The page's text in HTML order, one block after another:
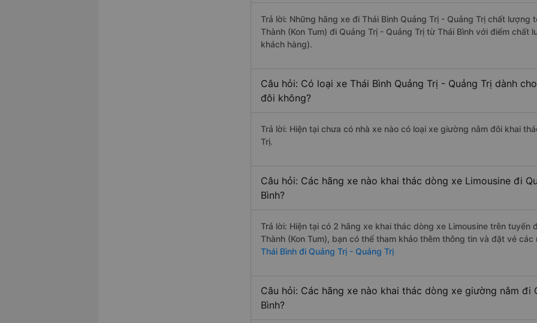
Trả lời: Những hãng xe đi Thái Bình Quảng Trị - Quảng Trị chất
Thành (Kon Tum) đi Quảng Trị - Quảng Trị từ Thái Bình với điểm
khách hàng).
Câu hỏi: Có loại xe Thái Bình Quảng Trị - Quảng Trị dành
đôi không?
Trả lời: Hiện tại chưa có nhà xe nào có loại xe giường nằm đôi khai
Trị.
Câu hỏi: Các hãng xe nào khai thác dòng xe Limousine đi
Bình?
Trả lời: Hiện tại có 2 hãng xe khai thác dòng xe Limousine trên tuyến
Thành (Kon Tum), bạn có thể tham khảo thêm thông tin và đặt vé
Thái Bình đi Quảng Trị - Quảng Trị
Câu hỏi: Các hãng xe nào khai thác dòng xe giường nằm đi
Bình?